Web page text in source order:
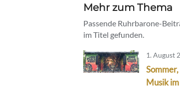
Mehr zum Thema
Passende Ruhrbarone-
im Titel gefunden.
1. August
Musik